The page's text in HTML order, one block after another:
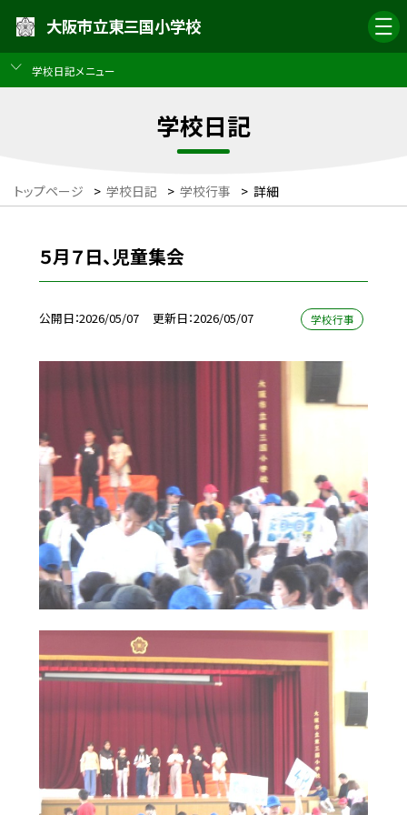
大阪市立東三国小学校
学校日記メニュー
学校日記
トップページ > 学校日記 > 学校行事 > 詳細
５月７日、児童集会
公開日 2026/05/07 更新日 2026/05/07 学校行事